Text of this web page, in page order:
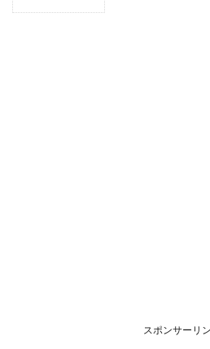
スポンサーリ